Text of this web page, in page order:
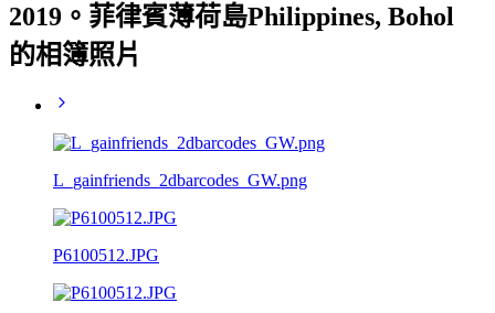
2019。菲律賓薄荷島Philippines, Bohol
的相簿照片
L_gainfriends_2dbarcodes_GW.png
P6100512.JPG